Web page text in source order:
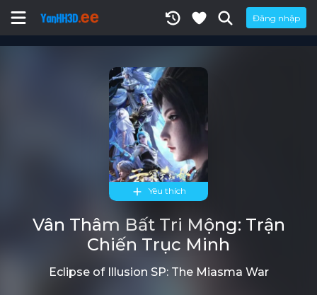
Đăng nhập
Yêu thích
Vân Thâm Bất Tri Mộng: Trận
Chiến Trục Minh
Eclipse of Illusion SP: The Miasma War